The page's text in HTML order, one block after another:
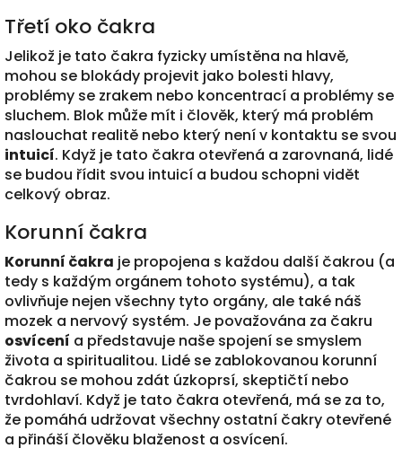
Třetí oko čakra
Jelikož je tato čakra fyzicky umístěna na hlavě,
mohou se blokády projevit jako bolesti hlavy,
problémy se zrakem nebo koncentrací a problémy se
sluchem. Blok může mít i člověk, který má problém
naslouchat realitě nebo který není v kontaktu se svou
intuicí. Když je tato čakra otevřená a zarovnaná, lidé
se budou řídit svou intuicí a budou schopni vidět
celkový obraz.
Korunní čakra
Korunní čakra je propojena s každou další čakrou (a
tedy s každým orgánem tohoto systému), a tak
ovlivňuje nejen všechny tyto orgány, ale také náš
mozek a nervový systém. Je považována za čakru
osvícení a představuje naše spojení se smyslem
života a spiritualitou. Lidé se zablokovanou korunní
čakrou se mohou zdát úzkoprsí, skeptičtí nebo
tvrdohlaví. Když je tato čakra otevřená, má se za to,
že pomáhá udržovat všechny ostatní čakry otevřené
a přináší člověku blaženost a osvícení.